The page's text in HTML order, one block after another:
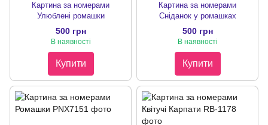
Картина за номерами
Улюблені ромашки
500 грн
В наявності
Купити
Картина за номерами
Сніданок у ромашках
500 грн
В наявності
Купити